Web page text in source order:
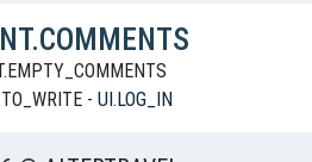
- UI.LOG_IN